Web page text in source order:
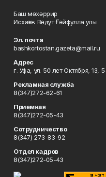
Баш мөхәррир
Исхаҡов Вәдүт Ғәйфулла улы
Эл. почта
bashkortostan.gazeta@mail.ru
Адрес
г. Уфа, ул. 50 лет Октября, 13,
Рекламная служба
8(347)272-62-61
Приемная
8(347)272-05-43
Сотрудничество
8(347) 273-83-92
Отдел кадров
8(347)272-05-43